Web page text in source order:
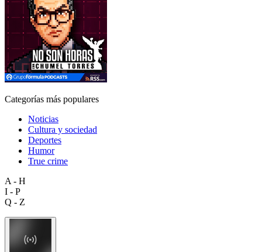
Categorías más populares
Noticias
Cultura y sociedad
Deportes
Humor
True crime
A - H
I - P
Q - Z